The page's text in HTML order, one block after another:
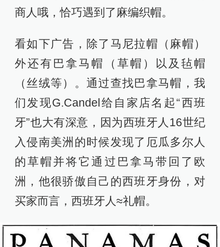
商人哦，恰巧遇到了麻编织帽。
看如下广告，除了马尼拉帽（麻帽）
外还有巴拿马帽（草帽）以及毡帽
（丝绒等）。通过查找巴拿马帽，我
们发现G.Candel给自家店名起“西班
牙”也大有深意，因为西班牙人16世纪
入侵南美洲的时候发现了厄瓜多尔人
的草帽并将它通过巴拿马带回了欧
洲，他很骄傲自己的西班牙身份，对
买家而言，西班牙人≈礼帽。